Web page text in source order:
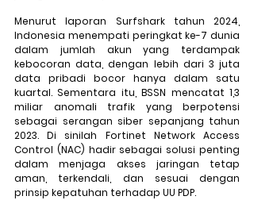
Menurut laporan Surfshark tahun 2024,
Indonesia menempati peringkat ke-7 dunia
dalam jumlah akun yang terdampak
kebocoran data, dengan lebih dari 3 juta
data pribadi bocor hanya dalam satu
kuartal. Sementara itu, BSSN mencatat 1,3
miliar anomali trafik yang berpotensi
sebagai serangan siber sepanjang tahun
2023. Di sinilah Fortinet Network Access
Control (NAC) hadir sebagai solusi penting
dalam menjaga akses jaringan tetap
aman, terkendali, dan sesuai dengan
prinsip kepatuhan terhadap UU PDP.